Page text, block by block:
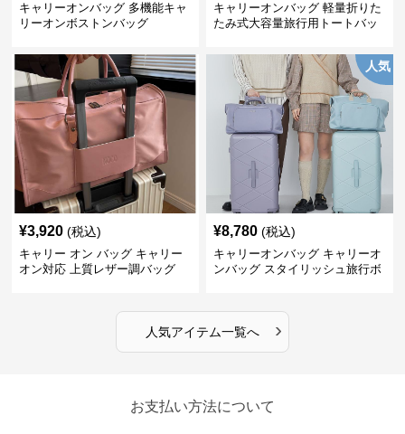
キャリーオンバッグ 多機能キャ
リーオンボストンバッグ
キャリーオンバッグ 軽量折りた
たみ式大容量旅行用トートバッ
¥3,920 (税込)
キャリー オン バッグ キャリー
オン対応 上質レザー調バッグ
人気
¥8,780 (税込)
キャリーオンバッグ キャリーオ
ンバッグ スタイリッシュ旅行ボ
人気アイテム一覧へ ›
お支払い方法について